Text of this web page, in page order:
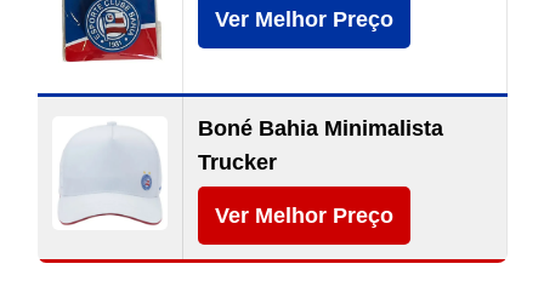
Ver Melhor Preço
Boné Bahia Minimalista
Trucker
Ver Melhor Preço